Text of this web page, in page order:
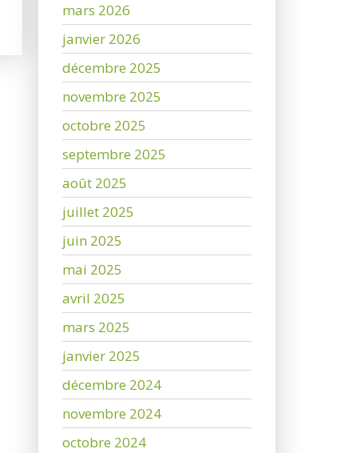
mars 2026
janvier 2026
décembre 2025
novembre 2025
octobre 2025
septembre 2025
août 2025
juillet 2025
juin 2025
mai 2025
avril 2025
mars 2025
janvier 2025
décembre 2024
novembre 2024
octobre 2024